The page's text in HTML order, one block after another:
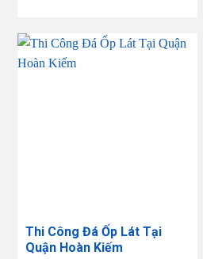
Thi Công Đá Ốp Lát Tại
Quận Hoàn Kiếm